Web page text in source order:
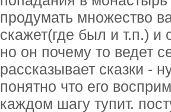
продумать множество
скажет(где был и т.п.) и
но он почему то ведет
рассказывает сказки -
понятно что его
каждом шагу тупит.